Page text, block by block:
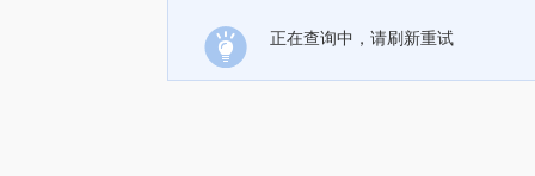
正在查询中，请刷新重试